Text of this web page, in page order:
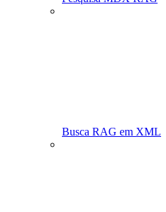
Busca RAG em XML